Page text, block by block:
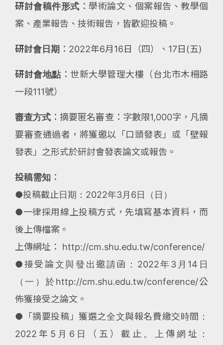
研討會稿件形式 ：學術論文、個案報告、教學個
案、產業報告、技術報告，皆歡迎投稿。
研討會日期 ：2022年6月16日（四）、17日(五)
研討會地點 ：世新大學管理大樓（台北市木柵路
一段111號）
審查方式 ：摘要匿名審查：字數限1,000字，凡摘
要審查通過者，將獲邀以「口頭發表」或「壁報
發表」之形式於研討會發表論文或報告。
投稿需知 ：
●投稿截止日期：2022年3月6日（日）
●一律採用線上投稿方式，先填寫基本資料，而
後上傳檔案。
上傳網址： http://cm.shu.edu.tw/conference/
●接受論文與發出邀請函：2022年3月14日
（一）於http://cm.shu.edu.tw/conference/公
佈獲接受之論文。
●「摘要投稿」獲選之全文與報名費繳交時間：
2022年5月6日（五）截止。上傳網址：